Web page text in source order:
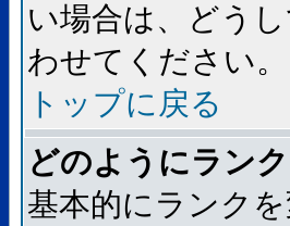
い場合は、どう
わせてください。
トップに戻る
どのようにラン
基本的にランク